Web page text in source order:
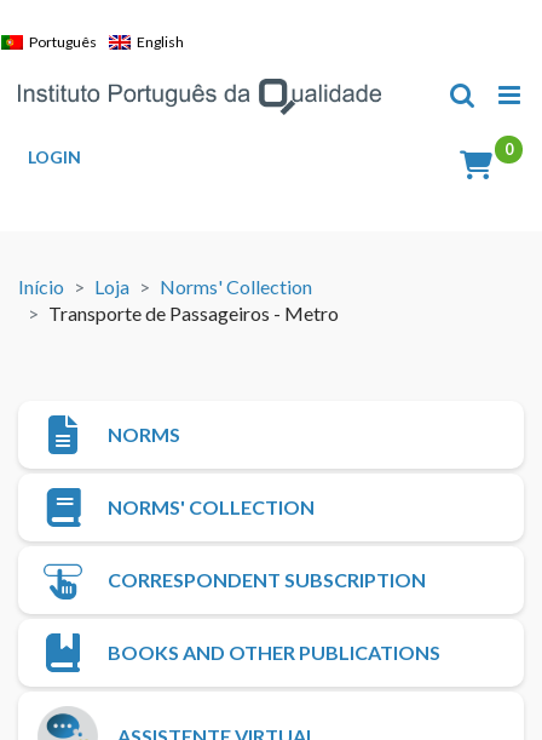
to
Português English
LOGIN
Início Loja
Norms' Collection
Transporte de Passageiros - Metro
NORMS
NORMS' COLLECTION
CORRESPONDENT SUBSCRIPTION
BOOKS AND OTHER PUBLICATIONS